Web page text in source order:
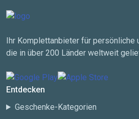
Ihr Komplettanbieter für persönliche
die in über 200 Länder weltweit
Entdecken
Geschenke-Kategorien